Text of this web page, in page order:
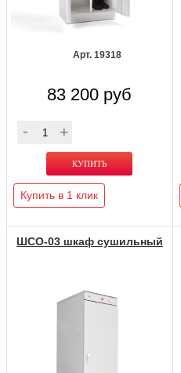
Арт. 19318
83 200 руб
Купить в 1 клик
ШСО-03 шкаф сушильный